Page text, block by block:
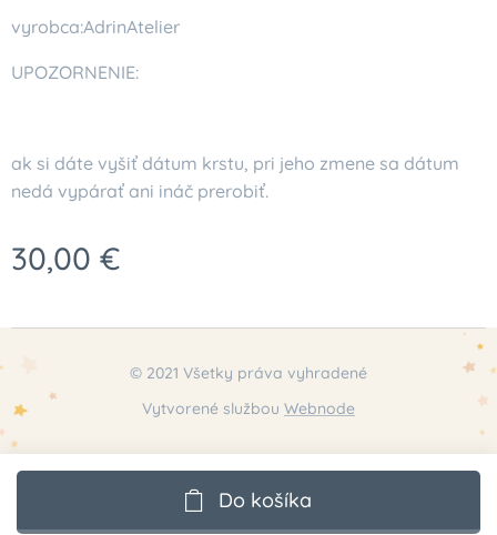
vyrobca:AdrinAtelier
UPOZORNENIE:
ak si dáte vyšiť dátum krstu, pri jeho zmene sa dátum
nedá vypárať ani ináč prerobiť.
30,00 €
Do košíka
© 2021 Všetky práva vyhradené
Vytvorené službou Webnode